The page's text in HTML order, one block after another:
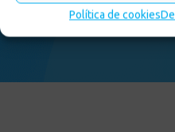
Política de cookies
Noticias-Aumenta
familiar de